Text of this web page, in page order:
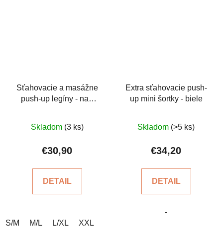
Sťahovacie a masážne
push-up legíny - nad
hodnotenie
produktu
z
Skladom (3 ks)
€30,90
DETAIL
S/M M/L L/XL XXL
Extra sťahovacie push-
up mini šortky - biele
hodnotenie
produktu
z
hviezdičiek.
Skladom (>5 ks)
€34,20
DETAIL
-